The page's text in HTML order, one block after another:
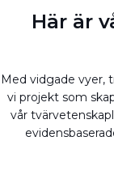
Här är
Med vidgade vyer,
vi projekt som
vår